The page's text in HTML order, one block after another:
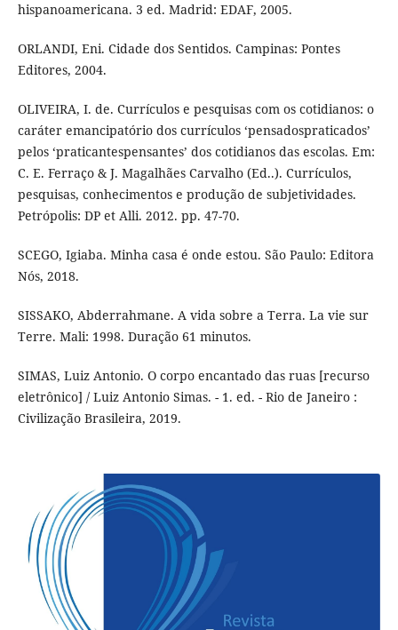
hispanoamericana. 3 ed. Madrid: EDAF, 2005.
ORLANDI, Eni. Cidade dos Sentidos. Campinas: Pontes
Editores, 2004.
OLIVEIRA, I. de. Currículos e pesquisas com os cotidianos: o
caráter emancipatório dos currículos ‘pensadospraticados’
pelos ‘praticantespensantes’ dos cotidianos das escolas. Em:
C. E. Ferraço & J. Magalhães Carvalho (Ed..). Currículos,
pesquisas, conhecimentos e produção de subjetividades.
Petrópolis: DP et Alli. 2012. pp. 47-70.
SCEGO, Igiaba. Minha casa é onde estou. São Paulo: Editora
Nós, 2018.
SISSAKO, Abderrahmane. A vida sobre a Terra. La vie sur
Terre. Mali: 1998. Duração 61 minutos.
SIMAS, Luiz Antonio. O corpo encantado das ruas [recurso
eletrônico] / Luiz Antonio Simas. - 1. ed. - Rio de Janeiro :
Civilização Brasileira, 2019.